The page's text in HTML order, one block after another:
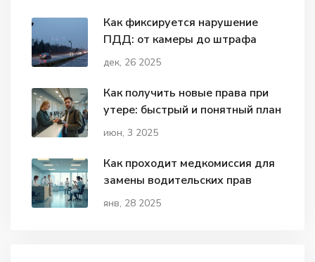
Как фиксируется нарушение
ПДД: от камеры до штрафа
дек, 26 2025
Как получить новые права при
утере: быстрый и понятный план
июн, 3 2025
Как проходит медкомиссия для
замены водительских прав
янв, 28 2025